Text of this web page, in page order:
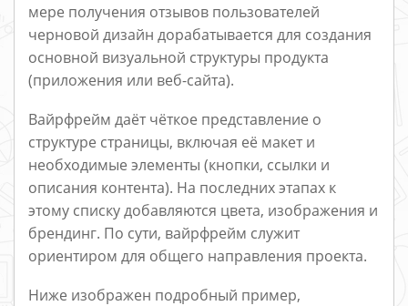
мере получения отзывов пользователей
черновой дизайн дорабатывается для создания
основной визуальной структуры продукта
(приложения или веб-сайта).
Вайрфрейм даёт чёткое представление о
структуре страницы, включая её макет и
необходимые элементы (кнопки, ссылки и
описания контента). На последних этапах к
этому списку добавляются цвета, изображения и
брендинг. По сути, вайрфрейм служит
ориентиром для общего направления проекта.
Ниже изображен подробный пример,